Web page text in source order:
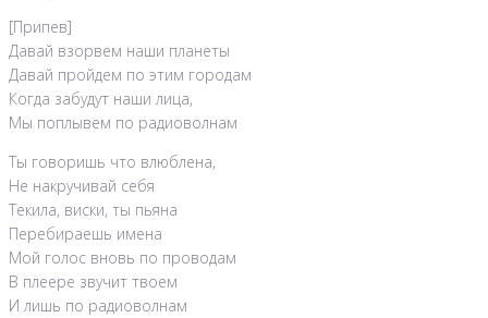
[Припев]
Давай взорвем наши планеты
Давай пройдем по этим городам
Когда забудут наши лица,
Мы поплывем по радиоволнам
Ты говоришь что влюблена,
Не накручивай себя
Текила, виски, ты пьяна
Перебираешь имена
Мой голос вновь по проводам
В плеере звучит твоем
И лишь по радиоволнам